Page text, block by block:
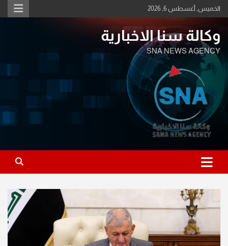
Skip
to
الخميس, أغسطس 6, 2026
وكالة سنا الاخبارية
SNA NEWS AGENCY